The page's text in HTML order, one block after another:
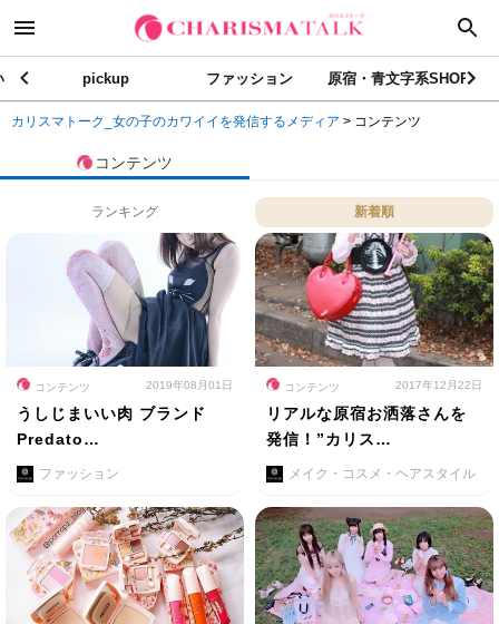
pickup ファッション 原宿・青文字系SHOP
カリスマトーク_女の子のカワイイを発信するメディア > コンテンツ
コンテンツ
ランキング 新着順
コンテンツ 2019年08月01日
うしじまいい肉 ブランド
Predato…
ファッション
コンテンツ 2017年12月22日
リアルな原宿お洒落さんを
発信！”カリス…
メイク・コスメ・ヘアスタイル